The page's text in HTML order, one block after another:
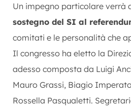
Un impegno particolare verrà
sostegno del SI al
comitati e le personalità che
Il congresso ha eletto la
adesso composta da Luigi
Mauro Grassi, Biagio
Rossella Pasqualetti.